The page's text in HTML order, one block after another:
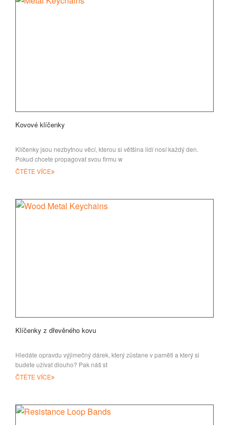
Kovové klíčenky
Klíčenky jsou nezbytnou věcí, kterou si většina lidí nosí každý den.
Pokud chcete propagovat svou firmu w
ČTĚTE VÍCE
Klíčenky z dřevěného kovu
Hledáte opravdu výjimečný dárek, který zůstane v paměti a který si
budete užívat dlouho? Pak náš st
ČTĚTE VÍCE